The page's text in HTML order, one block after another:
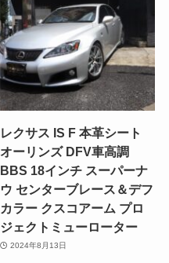
レクサス IS F 本革シート
オーリンズ DFV車高調
BBS 18インチ スーパーナ
ウ センターブレース＆デフ
カラー クスコアーム プロ
ジェクトミューローター
2024年8月13日